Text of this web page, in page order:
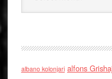
albano kolonjari alfons Grishaj